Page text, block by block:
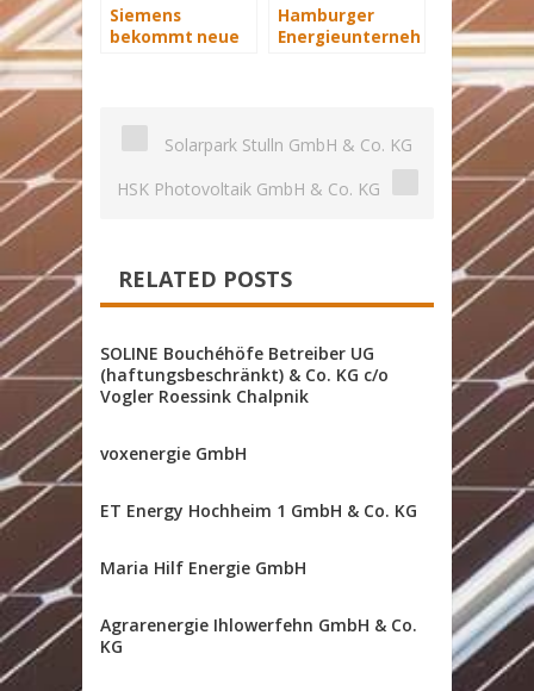
Siemens
bekommt neue
Hamburger
Energieunternehmen
Solarpark Stulln GmbH & Co. KG
HSK Photovoltaik GmbH & Co. KG
RELATED POSTS
SOLINE Bouchéhöfe Betreiber UG
(haftungsbeschränkt) & Co. KG c/o
Vogler Roessink Chalpnik
voxenergie GmbH
ET Energy Hochheim 1 GmbH & Co. KG
Maria Hilf Energie GmbH
Agrarenergie Ihlowerfehn GmbH & Co.
KG